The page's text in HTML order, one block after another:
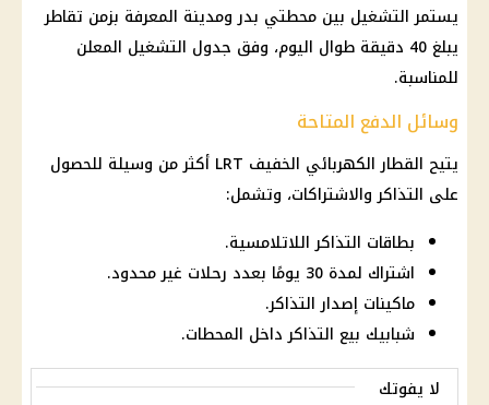
يستمر التشغيل بين محطتي بدر ومدينة المعرفة بزمن تقاطر
يبلغ 40 دقيقة طوال اليوم، وفق جدول التشغيل المعلن
للمناسبة.
وسائل الدفع المتاحة
يتيح القطار الكهربائي الخفيف LRT أكثر من وسيلة للحصول
على التذاكر والاشتراكات، وتشمل:
بطاقات التذاكر اللاتلامسية.
اشتراك لمدة 30 يومًا بعدد رحلات غير محدود.
ماكينات إصدار التذاكر.
شبابيك بيع التذاكر داخل المحطات.
لا يفوتك